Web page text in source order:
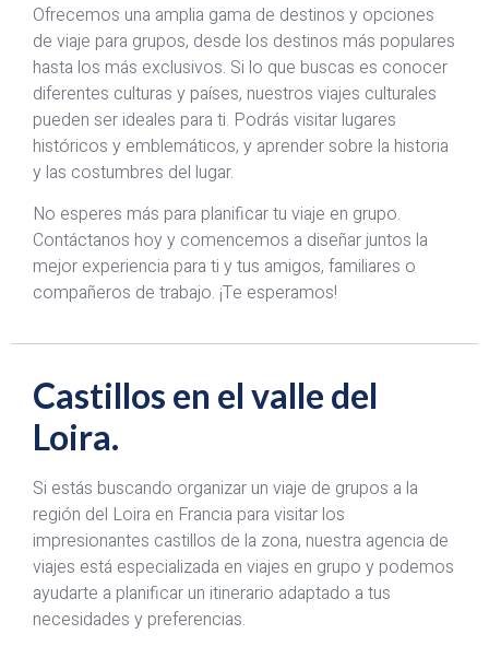
Ofrecemos una amplia gama de destinos y opciones
de viaje para grupos, desde los destinos más populares
hasta los más exclusivos. Si lo que buscas es conocer
diferentes culturas y países, nuestros viajes culturales
pueden ser ideales para ti. Podrás visitar lugares
históricos y emblemáticos, y aprender sobre la historia
y las costumbres del lugar.
No esperes más para planificar tu viaje en grupo.
Contáctanos hoy y comencemos a diseñar juntos la
mejor experiencia para ti y tus amigos, familiares o
compañeros de trabajo. ¡Te esperamos!
Castillos en el valle del
Loira.
Si estás buscando organizar un viaje de grupos a la
región del Loira en Francia para visitar los
impresionantes castillos de la zona, nuestra agencia de
viajes está especializada en viajes en grupo y podemos
ayudarte a planificar un itinerario adaptado a tus
necesidades y preferencias.